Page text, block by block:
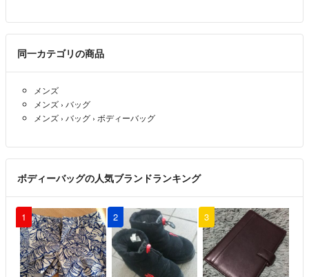
同一カテゴリの商品
メンズ
メンズ › バッグ
メンズ › バッグ › ボディーバッグ
ボディーバッグの人気ブランドランキング
1 2 3